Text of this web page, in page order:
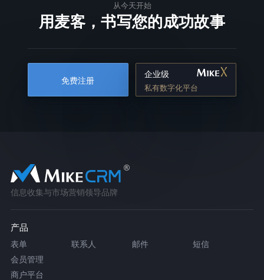
从今天开始
用麦客，书写您的成功故事
免费注册
企业级
私有数字化平台
信息收集与市场营销领导品牌
产品
表单 联系人 邮件
短信
会员管理
商户平台